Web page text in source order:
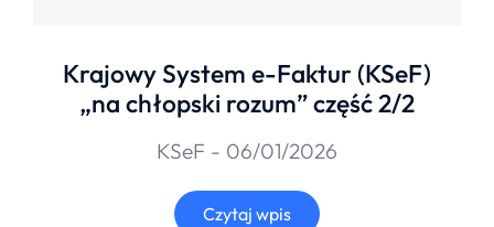
Krajowy System e-Faktur (KSeF)
„na chłopski rozum” część 2/2
KSeF 06/01/2026
Czytaj wpis